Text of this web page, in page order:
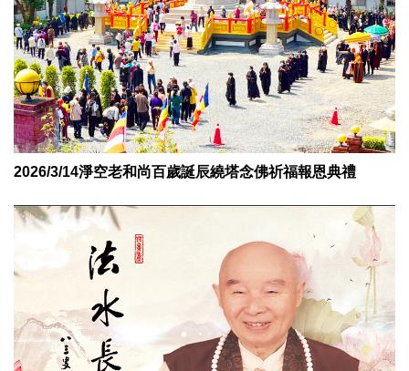
2026/3/14淨空老和尚百歲誕辰繞塔念佛祈福報恩典禮